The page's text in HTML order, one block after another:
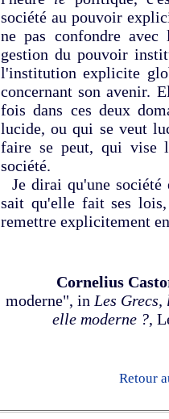
société au pouvoir
ne pas confondre
gestion du pouvoir
l'institution explicite
concernant son avenir.
fois dans ces deux
lucide, ou qui se veut
faire se peut, qui vise
société.
Je dirai qu'une société
sait qu'elle fait ses
remettre explicitement
Cornelius
moderne", in Les
elle moderne ?,
Retour